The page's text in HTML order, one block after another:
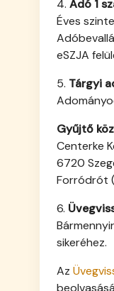
4. Adó 1
Éves
eSZJA
5. Tárgyi
Gyűjtő
Centerke
6720
Forródrót
6.
sikeréhez.
Az